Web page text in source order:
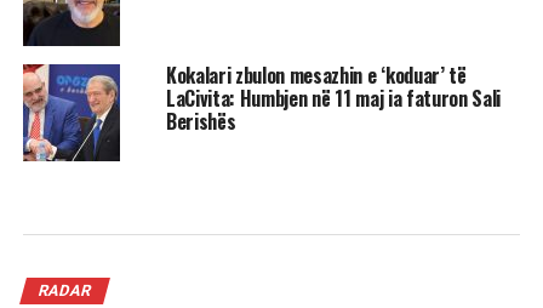
Kokalari zbulon mesazhin e ‘koduar’ të
LaCivita: Humbjen në 11 maj ia faturon Sali
Berishës
RADAR